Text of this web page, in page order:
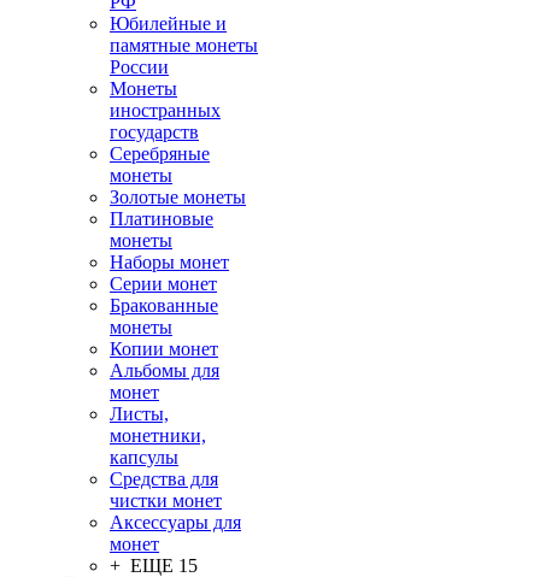
Юбилейные и
памятные монеты
России
Монеты
иностранных
государств
Серебряные
монеты
Золотые монеты
Платиновые
монеты
Наборы монет
Серии монет
Бракованные
монеты
Копии монет
Альбомы для
монет
Листы,
монетники,
капсулы
Средства для
чистки монет
Аксессуары для
монет
+ ЕЩЕ 15